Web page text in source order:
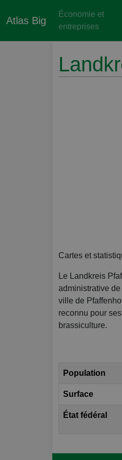
Atlas Big
Économie et
entreprises
Cartes et
Le Landkreis
administrative
ville de
reconnu pour
brassiculture.
Population
Surface
État fédéral